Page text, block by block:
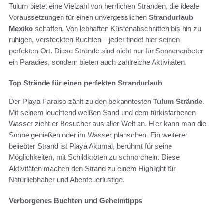
Tulum bietet eine Vielzahl von herrlichen Stränden, die ideale
Voraussetzungen für einen unvergesslichen Strandurlaub
Mexiko schaffen. Von lebhaften Küstenabschnitten bis hin zu
ruhigen, versteckten Buchten – jeder findet hier seinen
perfekten Ort. Diese Strände sind nicht nur für Sonnenanbeter
ein Paradies, sondern bieten auch zahlreiche Aktivitäten.
Top Strände für einen perfekten Strandurlaub
Der Playa Paraiso zählt zu den bekanntesten Tulum Strände.
Mit seinem leuchtend weißen Sand und dem türkisfarbenen
Wasser zieht er Besucher aus aller Welt an. Hier kann man die
Sonne genießen oder im Wasser planschen. Ein weiterer
beliebter Strand ist Playa Akumal, berühmt für seine
Möglichkeiten, mit Schildkröten zu schnorcheln. Diese
Aktivitäten machen den Strand zu einem Highlight für
Naturliebhaber und Abenteuerlustige.
Verborgenes Buchten und Geheimtipps